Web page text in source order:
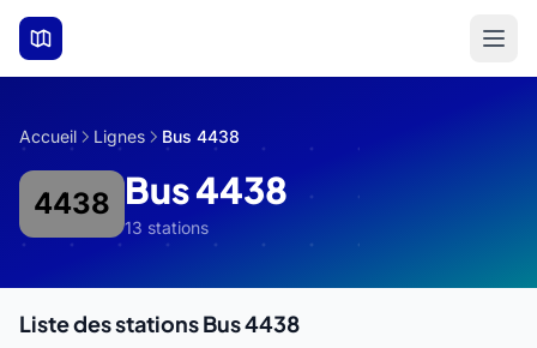
Aller au contenu principal
Accueil Lignes Bus 4438
4438 Bus 4438
13 stations
Liste des stations Bus 4438